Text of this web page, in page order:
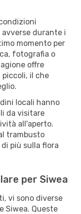
durante i
momento per
fotografia o
offre
il che
locali hanno
da visitare
all'aperto.
trambusto
più sulla flora
per Siwea
vi sono diverse
Siwea. Queste